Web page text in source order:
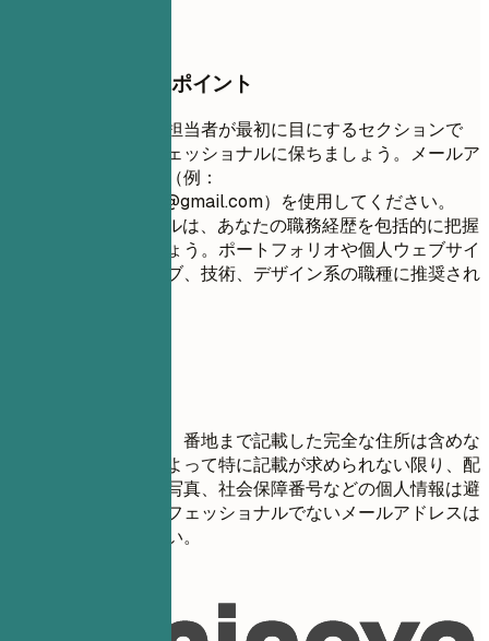
押さえておきたいポイント
連絡先情報は、採用担当者が最初に目にするセクションで
す。簡潔かつプロフェッショナルに保ちましょう。メールア
ドレスは適切なもの（例：
firstname.lastname@gmail.com）を使用してください。
LinkedInプロフィールは、あなたの職務経歴を包括的に把握
するために含めましょう。ポートフォリオや個人ウェブサイ
トは、クリエイティブ、技術、デザイン系の職種に推奨され
プライバシーのため、番地まで記載した完全な住所は含めな
いでください。国によって特に記載が求められない限り、配
偶者の有無、年齢、写真、社会保障番号などの個人情報は避
けてください。プロフェッショナルでないメールアドレスは
使用しないでください。